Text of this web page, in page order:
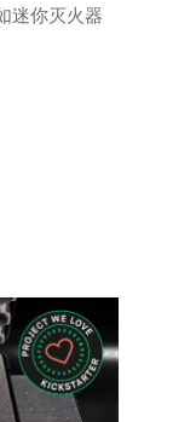
迷你灭火器